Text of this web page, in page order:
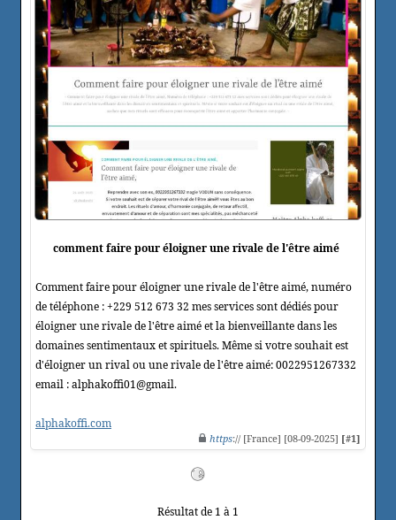
comment faire pour éloigner une rivale de l'être aimé
Comment faire pour éloigner une rivale de l'être aimé, numéro
de téléphone : +229 512 673 32 mes services sont dédiés pour
éloigner une rivale de l'être aimé et la bienveillante dans les
domaines sentimentaux et spirituels. Même si votre souhait est
d'éloigner un rival ou une rivale de l'être aimé: 0022951267332
email : alphakoffi01@gmail.
alphakoffi.com
https:// [France] [08-09-2025] [#1]
Résultat de 1 à 1